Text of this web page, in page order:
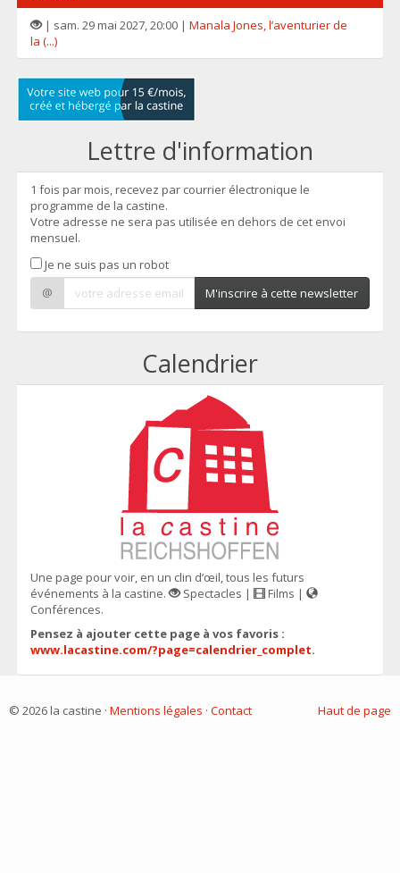
| sam. 29 mai 2027, 20:00 | Manala Jones, l’aventurier de
la (...)
Lettre d'information
1 fois par mois, recevez par courrier électronique le
programme de la castine.
Votre adresse ne sera pas utilisée en dehors de cet envoi
mensuel.
Je ne suis pas un robot
@
M'inscrire à cette newsletter
Calendrier
Une page pour voir, en un clin d’œil, tous les futurs
événements à la castine.
Spectacles |
Films |
Conférences.
Pensez à ajouter cette page à vos favoris :
www.lacastine.com/?page=calendrier_complet.
Haut de page
© 2026 la castine · Mentions légales · Contact